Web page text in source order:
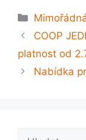
Rubriky
COOP
platnost od
Nabídka